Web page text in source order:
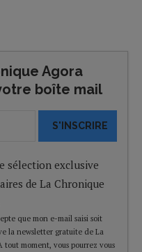
Agora
boîte mail
S'INSCRIRE
sélection exclusive
de La Chronique
que mon e-mail saisi soit
la newsletter gratuite de La
moment, vous pourrez vous